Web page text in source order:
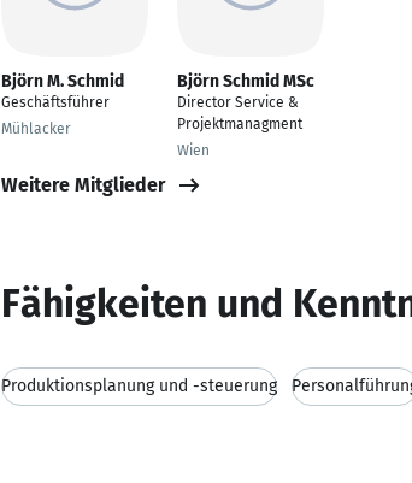
Björn M. Schmid
Geschäftsführer
Mühlacker
Björn Schmid MSc
Director Service &
Projektmanagment
Wien
Weitere Mitglieder
Fähigkeiten und
Produktionsplanung und -steuerung